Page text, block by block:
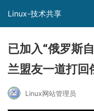
Linux-技术共享
已加入“俄罗斯
兰盟友一道打回
Linux网站管理员